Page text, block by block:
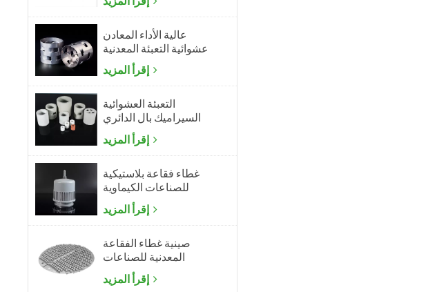
عالية الأداء المعادن
عشوائية التعبئة المعدنية
بال الدائري
التعبئة العشوائية
السيراميك بال الدائري
غطاء فقاعة بلاستيكية
للصناعات الكيماوية
صينية غطاء الفقاعة
المعدنية للصناعات
الكيماوية